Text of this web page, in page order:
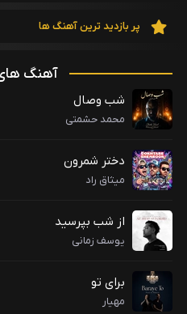
پر بازدید ترین آهنگ ها
آهنگ
شب وصال
محمد حشمتی
دختر شمرون
میثاق راد
از شب بپرسید
یوسف زمانی
برای تو
مهیار